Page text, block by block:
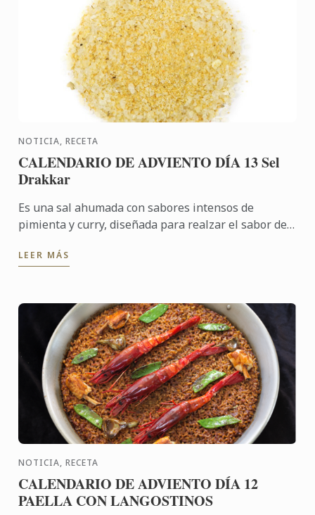
NOTICIA, RECETA
CALENDARIO DE ADVIENTO DÍA 13 Sel
Drakkar
Es una sal ahumada con sabores intensos de
pimienta y curry, diseñada para realzar el sabor del
huevos, carnes y ...
LEER MÁS
NOTICIA, RECETA
CALENDARIO DE ADVIENTO DÍA 12
PAELLA CON LANGOSTINOS